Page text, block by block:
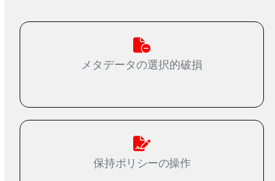
メタデータの選択的破損
保持ポリシーの操作